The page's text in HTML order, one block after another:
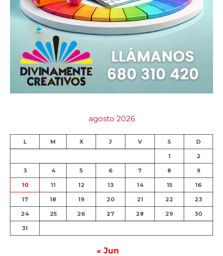
agosto 2026
L M X J V S D
1 2
3 4 5 6 7 8 9
10 11 12 13 14 15 16
17 18 19 20 21 22 23
24 25 26 27 28 29 30
31
« Jun